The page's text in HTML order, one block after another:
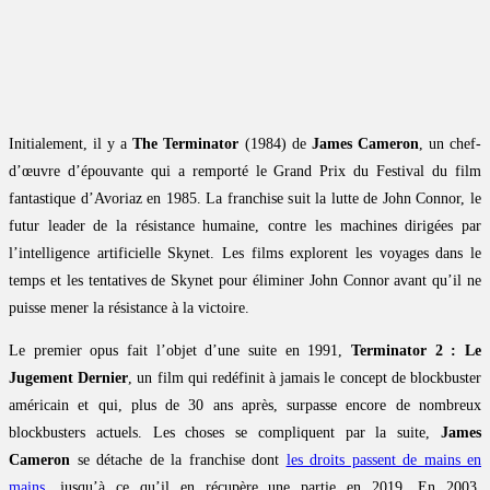
Initialement, il y aThe Terminator (1984) de James Cameron , un chef-
d’œuvre d’épouvante qui a remporté le Grand Prix du Festival du film
fantastique d’Avoriaz en 1985. La franchise suit la lutte de John Connor, le
futur leader de la résistance humaine, contre les machines dirigées par
l’intelligence artificielle Skynet. Les films explorent les voyages dans le
temps et les tentatives de Skynet pour éliminer John Connor avant qu’il ne
puisse mener la résistance à la victoire.
Le premier opus fait l’objet d’une suite en 1991, Terminator 2 : Le
Jugement Dernier , un film qui redéfinit à jamais le concept de blockbuster
américain et qui, plus de 30 ans après, surpasse encore de nombreux
blockbusters actuels. Les choses se compliquent par la suite, James
Cameron se détache de la franchise dont les droits passent de mains en